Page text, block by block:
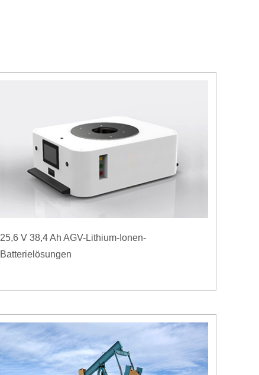
25,6 V 38,4 Ah AGV-Lithium-Ionen-
Batterielösungen